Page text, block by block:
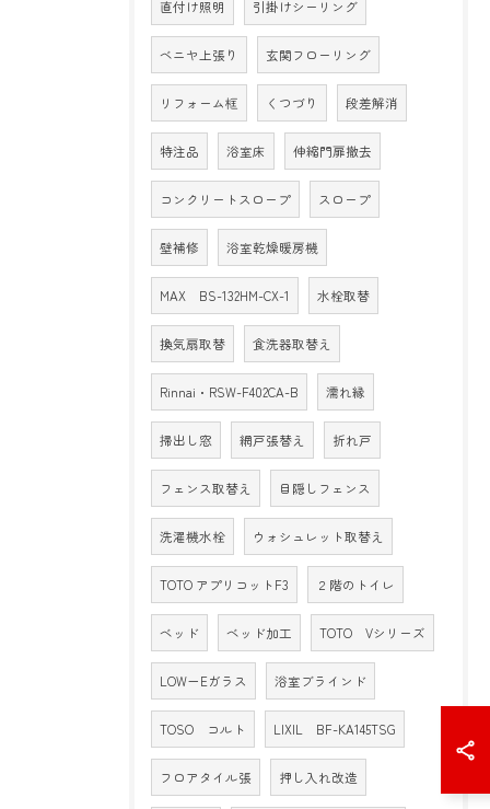
直付け照明 引掛けシーリング
ベニヤ上張り 玄関フローリング
リフォーム框 くつづり 段差解消
特注品 浴室床 伸縮門扉撤去
コンクリートスロープ スロープ
壁補修 浴室乾燥暖房機
MAX BS-132HM-CX-1 水栓取替
換気扇取替 食洗器取替え
Rinnai・RSW-F402CA-B 濡れ縁
掃出し窓 網戸張替え 折れ戸
フェンス取替え 目隠しフェンス
洗濯機水栓 ウォシュレット取替え
TOTO アプリコットF3 ２階のトイレ
ベッド ベッド加工 TOTO Vシリーズ
LOW－Eガラス 浴室ブラインド
TOSO コルト LIXIL BF-KA145TSG
フロアタイル張 押し入れ改造